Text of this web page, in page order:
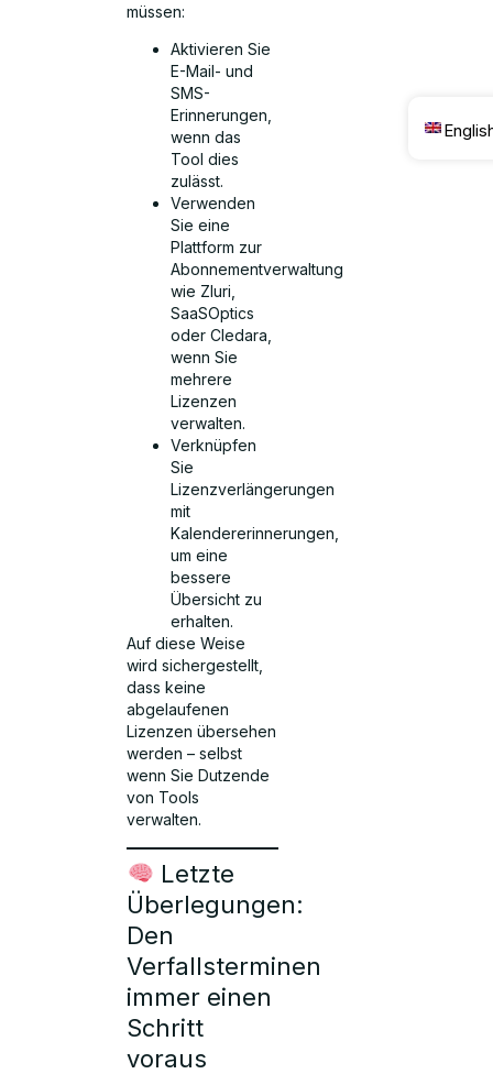
müssen:
Aktivieren Sie
E-Mail- und
SMS-
Erinnerungen,
wenn das
Tool dies
zulässt.
Verwenden
Sie eine
Plattform zur
Abonnementverwaltung
wie Zluri,
SaaSOptics
oder Cledara,
wenn Sie
mehrere
Lizenzen
verwalten.
Verknüpfen
Sie
Lizenzverlängerungen
mit
Kalendererinnerungen,
um eine
bessere
Übersicht zu
erhalten.
Auf diese Weise
wird sichergestellt,
dass keine
abgelaufenen
Lizenzen übersehen
werden – selbst
wenn Sie Dutzende
von Tools
verwalten.
Letzte
Überlegungen:
Den
Verfallsterminen
immer einen
Schritt
voraus